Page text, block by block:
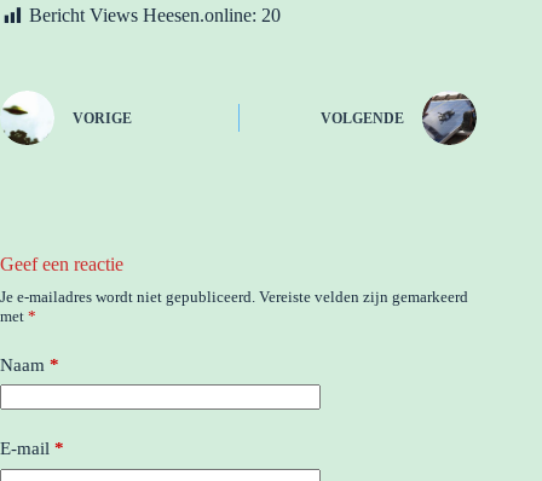
Bericht Views Heesen.online: 20
VORIGE VOLGENDE
Geef een reactie
Je e-mailadres wordt niet gepubliceerd. Vereiste velden zijn gemarkeerd
met *
Naam *
E-mail *